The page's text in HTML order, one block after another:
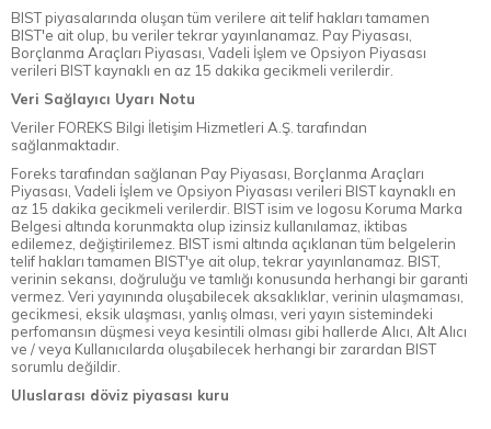
BIST piyasalarında oluşan tüm verilere ait telif hakları tamamen
BIST'e ait olup, bu veriler tekrar yayınlanamaz. Pay Piyasası,
Borçlanma Araçları Piyasası, Vadeli İşlem ve Opsiyon Piyasası
verileri BIST kaynaklı en az 15 dakika gecikmeli verilerdir.
Veri Sağlayıcı Uyarı Notu
Veriler FOREKS Bilgi İletişim Hizmetleri A.Ş. tarafından
sağlanmaktadır.
Foreks tarafından sağlanan Pay Piyasası, Borçlanma Araçları
Piyasası, Vadeli İşlem ve Opsiyon Piyasası verileri BIST kaynaklı en
az 15 dakika gecikmeli verilerdir. BIST isim ve logosu Koruma Marka
Belgesi altında korunmakta olup izinsiz kullanılamaz, iktibas
edilemez, değiştirilemez. BIST ismi altında açıklanan tüm belgelerin
telif hakları tamamen BIST'ye ait olup, tekrar yayınlanamaz. BIST,
verinin sekansı, doğruluğu ve tamlığı konusunda herhangi bir garanti
vermez. Veri yayınında oluşabilecek aksaklıklar, verinin ulaşmaması,
gecikmesi, eksik ulaşması, yanlış olması, veri yayın sistemindeki
perfomansın düşmesi veya kesintili olması gibi hallerde Alıcı, Alt Alıcı
ve / veya Kullanıcılarda oluşabilecek herhangi bir zarardan BIST
sorumlu değildir.
Uluslarası döviz piyasası kuru